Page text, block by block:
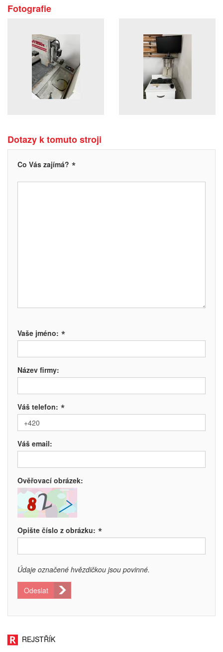
Fotografie
Dotazy k tomuto stroji
Co Vás zajímá? *
Vaše jméno: *
Název firmy:
Váš telefon: *
Váš email:
Ověřovací obrázek:
Opište číslo z obrázku: *
Údaje označené hvězdičkou jsou povinné.
Odeslat
REJSTŘÍK